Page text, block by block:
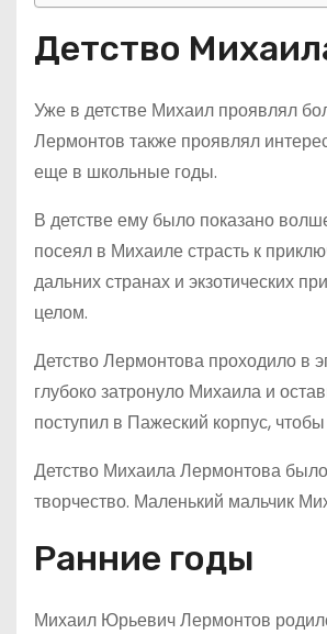
Детство
Уже в детстве Михаил проявлял
Лермонтов также проявлял
еще в школьные годы.
В детстве ему было показано
посеял в Михаиле страсть к
дальних странах и экзотических
целом.
Детство Лермонтова проходило в
глубоко затронуло Михаила и
поступил в Пажеский корпус,
Детство Михаила Лермонтова
творчество. Маленький мальчик
Ранние годы
Михаил Юрьевич Лермонтов